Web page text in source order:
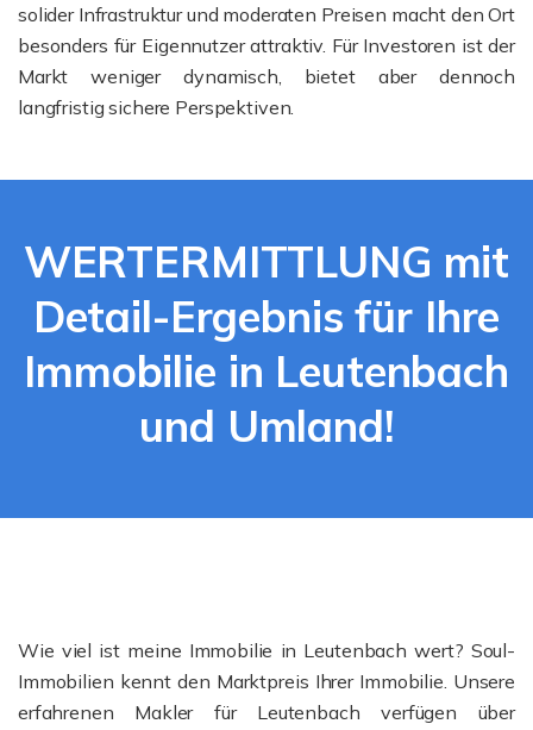
solider Infrastruktur und moderaten Preisen macht den Ort
besonders für Eigennutzer attraktiv. Für Investoren ist der
Markt weniger dynamisch, bietet aber dennoch
langfristig sichere Perspektiven.
WERTERMITTLUNG mit
Detail-Ergebnis für Ihre
Immobilie in Leutenbach
und Umland!
Wie viel ist meine Immobilie in Leutenbach wert? Soul-
Immobilien kennt den Marktpreis Ihrer Immobilie. Unsere
erfahrenen Makler für Leutenbach verfügen über